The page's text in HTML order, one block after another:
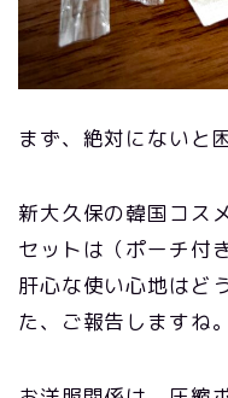
まず、絶対にないと
新大久保の韓国コス
セットは（ポーチ付
肝心な使い心地はど
た、ご報告しますね。